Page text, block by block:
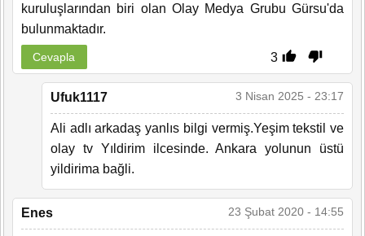
kuruluşlarından biri olan Olay Medya Grubu Gürsu'da
bulunmaktadır.
3
Cevapla
Ufuk1117 3 Nisan 2025 - 23:17
Ali adlı arkadaş yanlıs bilgi vermiş.Yeşim tekstil ve
olay tv Yıldirim ilcesinde. Ankara yolunun üstü
yildirima bağli.
Enes 23 Şubat 2020 - 14:55